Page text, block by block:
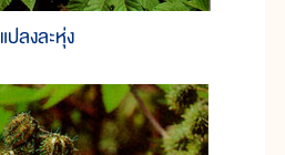
แปลงละหุ่ง